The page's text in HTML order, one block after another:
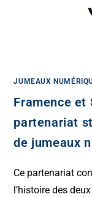
JUMEAUX
Framence et
partenariat
de jumeaux
Ce partenariat
l’histoire des